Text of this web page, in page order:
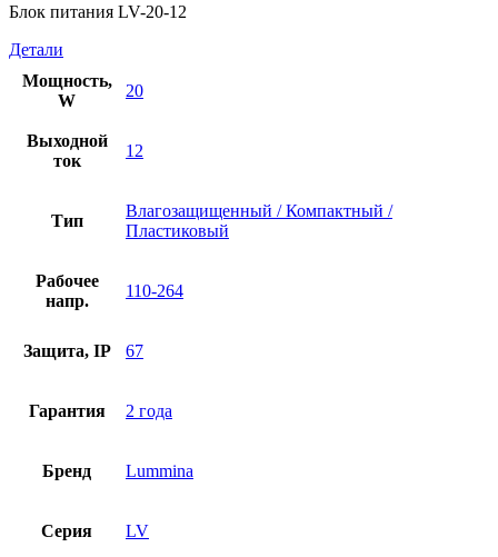
Блок питания LV-20-12
Детали
Мощность,
W
20
Выходной
ток
12
Тип
Влагозащищенный / Компактный /
Пластиковый
Рабочее
напр.
110-264
Защита, IP 67
Гарантия 2 года
Бренд Lummina
Серия LV